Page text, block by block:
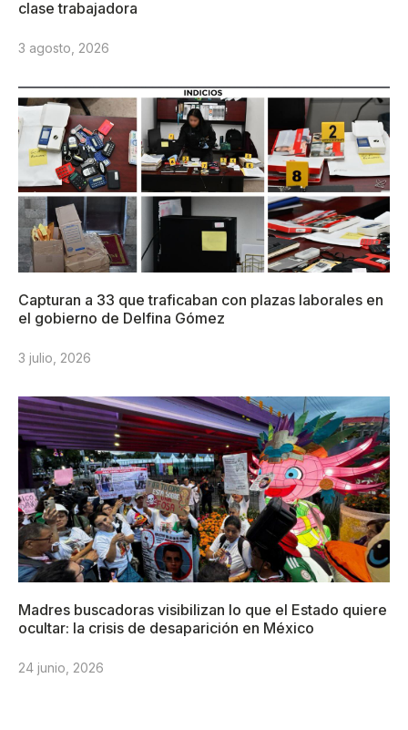
clase trabajadora
3 agosto, 2026
Capturan a 33 que traficaban con plazas laborales en
el gobierno de Delfina Gómez
3 julio, 2026
Madres buscadoras visibilizan lo que el Estado quiere
ocultar: la crisis de desaparición en México
24 junio, 2026